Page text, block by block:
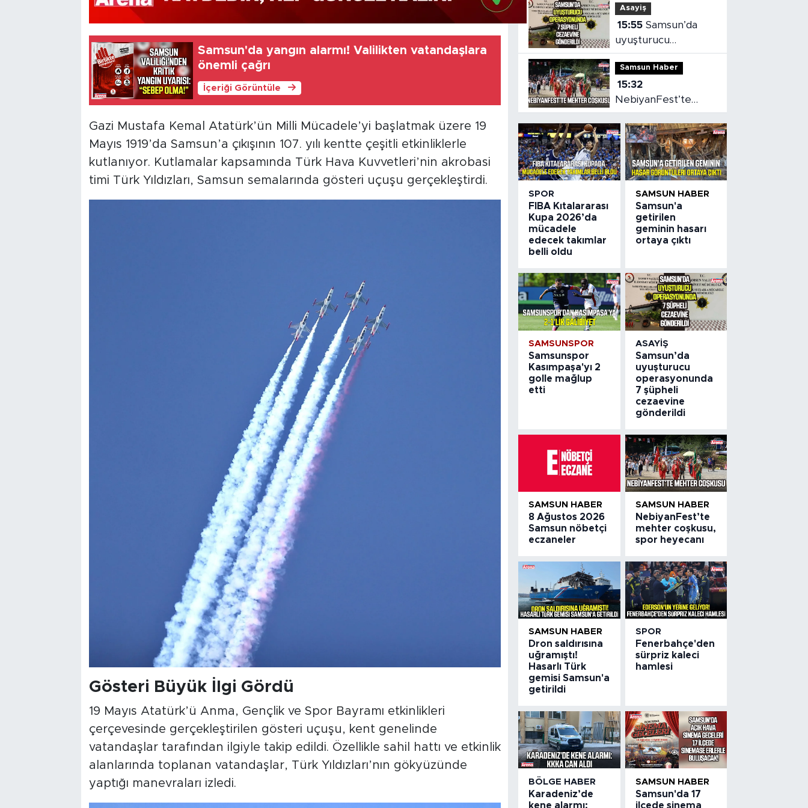
Samsun'da yangın alarmı! Valilikten vatandaşlara
önemli çağrı
İçeriği Görüntüle
Gazi Mustafa Kemal Atatürk’ün Milli Mücadele’yi başlatmak üzere 19
Mayıs 1919’da Samsun’a çıkışının 107. yılı kentte çeşitli etkinliklerle
kutlanıyor. Kutlamalar kapsamında Türk Hava Kuvvetleri’nin akrobasi
timi Türk Yıldızları, Samsun semalarında gösteri uçuşu gerçekleştirdi.
Gösteri Büyük İlgi Gördü
19 Mayıs Atatürk’ü Anma, Gençlik ve Spor Bayramı etkinlikleri
çerçevesinde gerçekleştirilen gösteri uçuşu, kent genelinde
vatandaşlar tarafından ilgiyle takip edildi. Özellikle sahil hattı ve etkinlik
alanlarında toplanan vatandaşlar, Türk Yıldızları’nın gökyüzünde
yaptığı manevraları izledi.
Asayiş
15:55 Samsun’da
uyuşturucu
operasyonunda 7
şüpheli cezaevine
gönderildi
Samsun Haber
15:32
NebiyanFest’te
mehter coşkusu,
spor heyecanı
SPOR
FIBA Kıtalararası
Kupa 2026’da
mücadele
edecek takımlar
belli oldu
SAMSUN HABER
Samsun'a
getirilen
geminin hasarı
ortaya çıktı
SAMSUNSPOR
Samsunspor
Kasımpaşa'yı 2
golle mağlup
etti
ASAYIŞ
Samsun’da
uyuşturucu
operasyonunda
7 şüpheli
cezaevine
gönderildi
SAMSUN HABER
8 Ağustos 2026
Samsun nöbetçi
eczaneler
SAMSUN HABER
NebiyanFest’te
mehter coşkusu,
spor heyecanı
SAMSUN HABER
Dron saldırısına
uğramıştı!
Hasarlı Türk
gemisi Samsun'a
getirildi
SPOR
Fenerbahçe'den
sürpriz kaleci
hamlesi
BÖLGE HABER
Karadeniz’de
kene alarmı:
SAMSUN HABER
Samsun'da 17
ilçede sinema